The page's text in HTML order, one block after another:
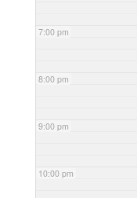
7:00 pm
8:00 pm
9:00 pm
10:00 pm